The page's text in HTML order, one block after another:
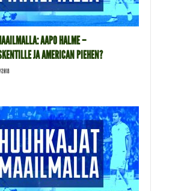
AAPO HALME –
JA AMERICAN PIEHEN?